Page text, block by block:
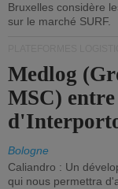
Bruxelles considère
sur le marché SURF.
Medlog
MSC)
Bologne
Caliandro : Un
qui nous permettra